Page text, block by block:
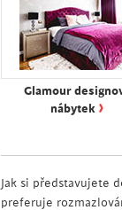
Glamour
nábytek ›
Jak si představujete
preferuje